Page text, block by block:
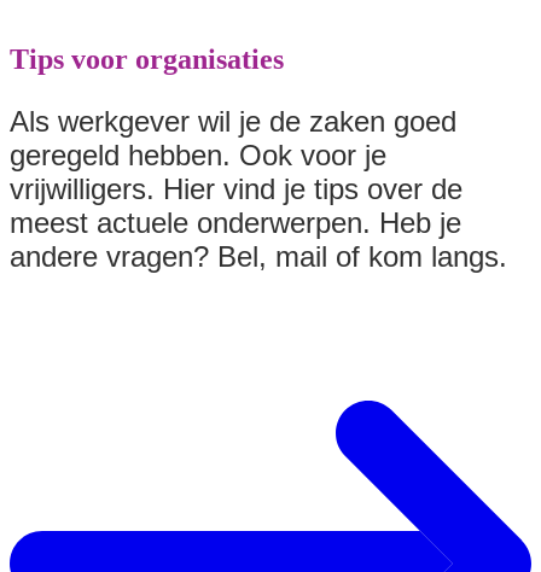
Tips voor organisaties
Als werkgever wil je de zaken goed
geregeld hebben. Ook voor je
vrijwilligers. Hier vind je tips over de
meest actuele onderwerpen. Heb je
andere vragen? Bel, mail of kom langs.